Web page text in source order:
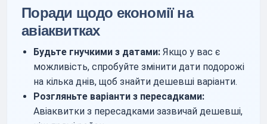
Поради щодо економії на
авіаквитках
Будьте гнучкими з датами: Якщо у вас є
можливість, спробуйте змінити дати подорожі
на кілька днів, щоб знайти дешевші варіанти.
Розгляньте варіанти з пересадками:
Авіаквитки з пересадками зазвичай дешевші,